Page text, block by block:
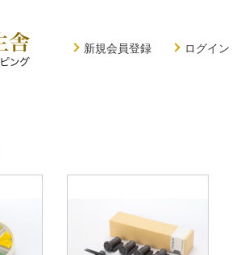
新規会員登録 ログイン